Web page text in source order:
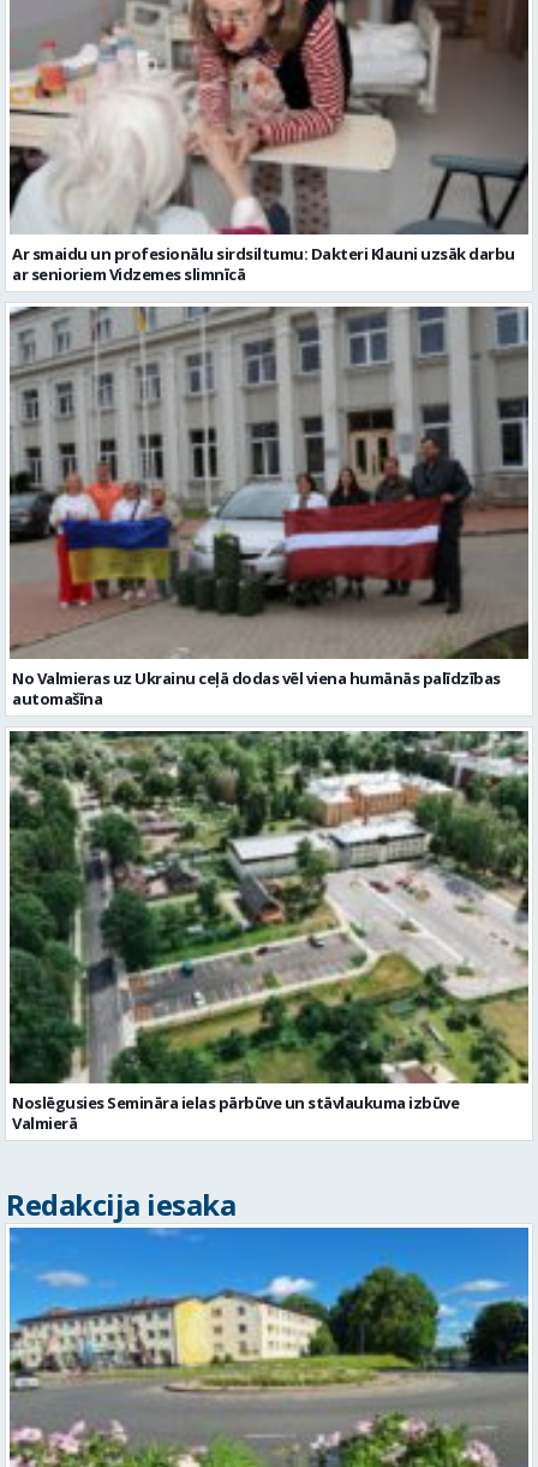
Ar smaidu un profesionālu sirdsiltumu: Dakteri Klauni uzsāk darbu
ar senioriem Vidzemes slimnīcā
No Valmieras uz Ukrainu ceļā dodas vēl viena humānās palīdzības
automašīna
Noslēgusies Semināra ielas pārbūve un stāvlaukuma izbūve
Valmierā
Redakcija iesaka